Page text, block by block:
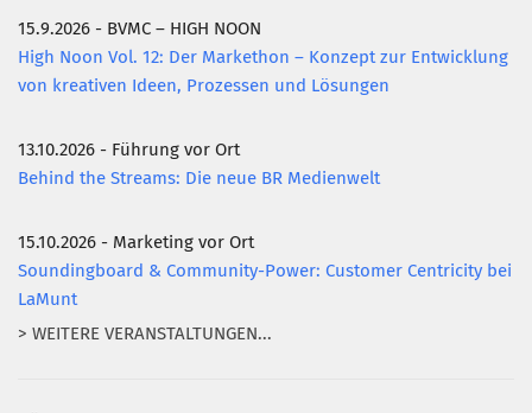
15.9.2026 - BVMC – HIGH NOON
High Noon Vol. 12: Der Markethon – Konzept zur Entwicklung
von kreativen Ideen, Prozessen und Lösungen
13.10.2026 - Führung vor Ort
Behind the Streams: Die neue BR Medienwelt
15.10.2026 - Marketing vor Ort
Soundingboard & Community-Power: Customer Centricity bei
LaMunt
> WEITERE VERANSTALTUNGEN...